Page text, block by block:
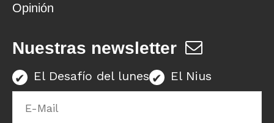
Opinión
Nuestras newsletter
El Desafío del lunes El Nius